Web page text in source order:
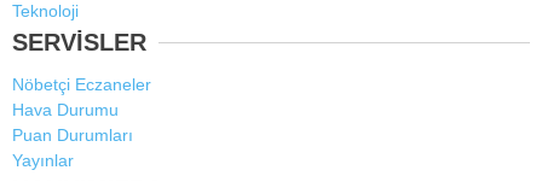
Teknoloji
SERVİSLER
Nöbetçi Eczaneler
Hava Durumu
Puan Durumları
Yayınlar